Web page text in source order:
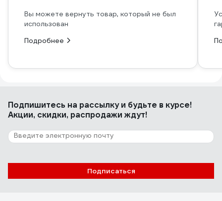
Вы можете вернуть товар, который не был
использован
Подробнее
Подпишитесь на рассылкуи будьте в курсе!
Акции, скидки, распродажи ждут!
Подписаться